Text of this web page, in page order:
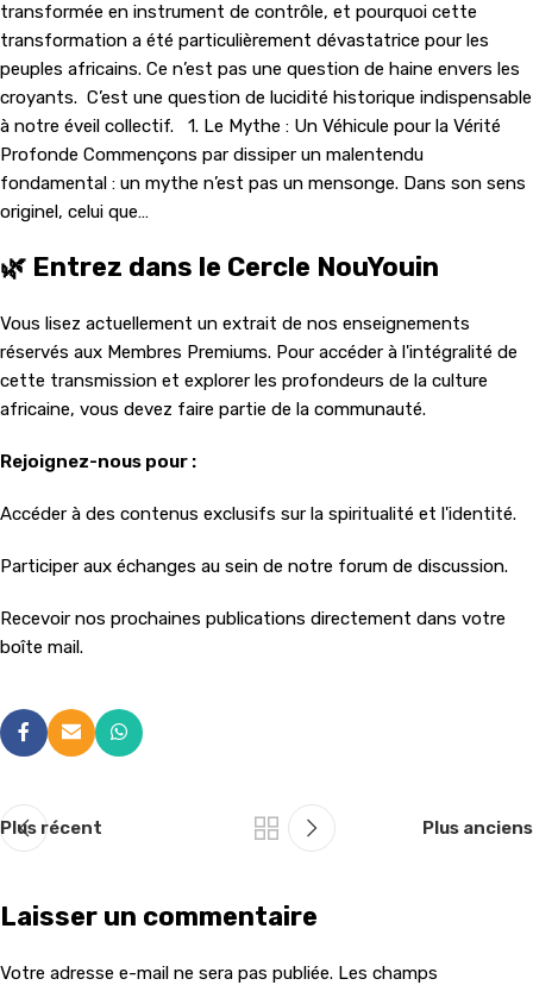
transformée en instrument de contrôle, et pourquoi cette
transformation a été particulièrement dévastatrice pour les
peuples africains. Ce n’est pas une question de haine envers les
croyants. C’est une question de lucidité historique indispensable
à notre éveil collectif. 1. Le Mythe : Un Véhicule pour la Vérité
Profonde Commençons par dissiper un malentendu
fondamental : un mythe n’est pas un mensonge. Dans son sens
originel, celui que…
🌿 Entrez dans le Cercle NouYouin
Vous lisez actuellement un extrait de nos enseignements
réservés aux Membres Premiums. Pour accéder à l'intégralité de
cette transmission et explorer les profondeurs de la culture
africaine, vous devez faire partie de la communauté.
Rejoignez-nous pour :
Accéder à des contenus exclusifs sur la spiritualité et l'identité.
Participer aux échanges au sein de notre forum de discussion.
Recevoir nos prochaines publications directement dans votre
boîte mail.
Plus récent Plus anciens
Laisser un commentaire
Votre adresse e-mail ne sera pas publiée. Les champs